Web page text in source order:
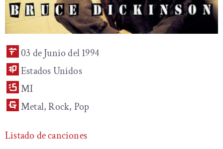
03 de Junio del 1994
Estados Unidos
MI
Metal, Rock, Pop
Listado de canciones